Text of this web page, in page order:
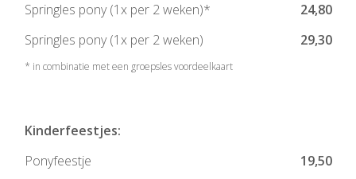
Springles pony (1x per 2 weken)*
24,80
Springles pony (1x per 2 weken)
29,30
* in combinatie met een groepsles voordeelkaart
Kinderfeestjes:
Ponyfeestje
19,50